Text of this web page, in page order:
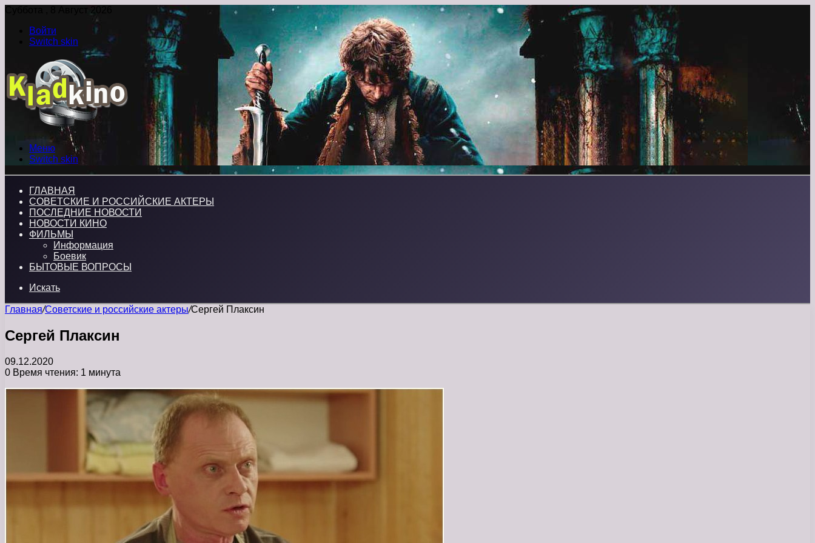
Суббота , 8 Август 2026
Войти
Switch skin
Меню
Switch skin
ГЛАВНАЯ
СОВЕТСКИЕ И РОССИЙСКИЕ АКТЕРЫ
ПОСЛЕДНИЕ НОВОСТИ
НОВОСТИ КИНО
ФИЛЬМЫ
Информация
Боевик
БЫТОВЫЕ ВОПРОСЫ
Искать
Главная/Советские и российские актеры/Сергей Плаксин
Сергей Плаксин
09.12.2020
0 Время чтения: 1 минута